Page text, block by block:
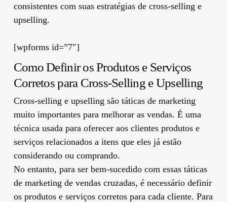
consistentes com suas estratégias de cross-selling e
upselling.
[wpforms id=”7″]
Como Definir os Produtos e Serviços
Corretos para Cross-Selling e Upselling
Cross-selling e upselling são táticas de marketing
muito importantes para melhorar as vendas. É uma
técnica usada para oferecer aos clientes produtos e
serviços relacionados a itens que eles já estão
considerando ou comprando.
No entanto, para ser bem-sucedido com essas táticas
de marketing de vendas cruzadas, é necessário definir
os produtos e serviços corretos para cada cliente. Para